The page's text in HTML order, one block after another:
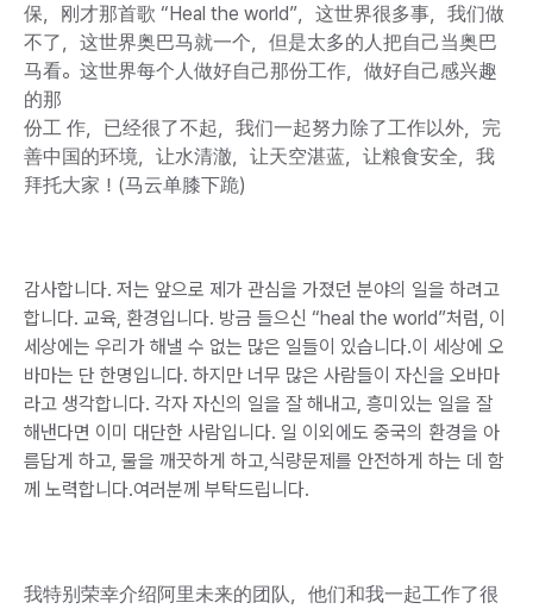
保，刚才那首歌 “Heal the world”，这世界很多事，我们做
不了，这世界奥巴马就一个，但是太多的人把自己当奥巴
马看。这世界每个人做好自己那份工作，做好自己感兴趣
的那
份工 作，已经很了不起，我们一起努力除了工作以外，完
善中国的环境，让水清澈，让天空湛蓝，让粮食安全，我
拜托大家！(马云单膝下跪)
감사합니다. 저는 앞으로 제가 관심을 가졌던 분야의 일을 하려고
합니다. 교육, 환경입니다. 방금 들으신 “heal the world”처럼, 이
세상에는 우리가 해낼 수 없는 많은 일들이 있습니다.이 세상에 오
바마는 단 한명입니다. 하지만 너무 많은 사람들이 자신을 오바마
라고 생각합니다. 각자 자신의 일을 잘 해내고, 흥미있는 일을 잘
해낸다면 이미 대단한 사람입니다. 일 이외에도 중국의 환경을 아
름답게 하고, 물을 깨끗하게 하고,식량문제를 안전하게 하는 데 함
께 노력합니다.여러분께 부탁드립니다.
我特别荣幸介绍阿里未来的团队，他们和我一起工作了很